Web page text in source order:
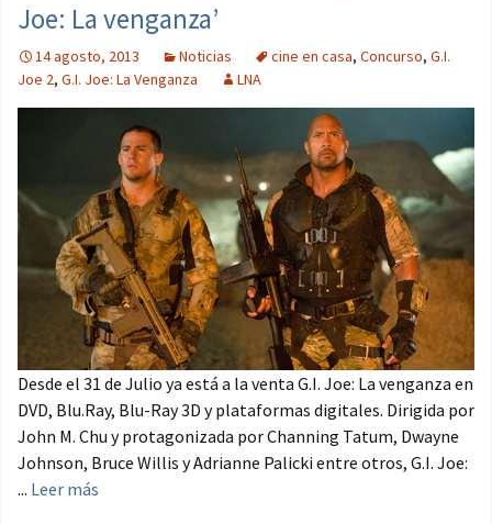
Joe: La venganza’
14 agosto, 2013 Noticias cine en casa, Concurso, G.I.
Joe 2, G.I. Joe: La Venganza LNA
Desde el 31 de Julio ya está a la venta G.I. Joe: La venganza en
DVD, Blu.Ray, Blu-Ray 3D y plataformas digitales. Dirigida por
John M. Chu y protagonizada por Channing Tatum, Dwayne
Johnson, Bruce Willis y Adrianne Palicki entre otros, G.I. Joe:
... Leer más